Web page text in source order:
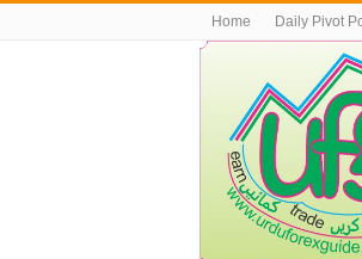
Home Daily Pivot